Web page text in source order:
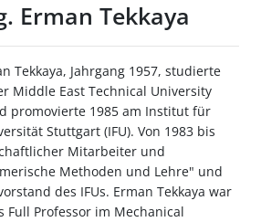
Erman Tekkaya
Tekkaya, Jahrgang 1957, studierte
Middle East Technical University
promovierte 1985 am Institut für
Stuttgart (IFU). Von 1983 bis
Mitarbeiter und
Methoden und Lehre" und
des IFUs. Erman Tekkaya war
Full Professor im Mechanical